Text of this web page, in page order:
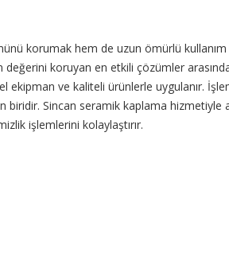
korumak hem de uzun ömürlü
koruyan en etkili çözümler
ekipman ve kaliteli ürünlerle uygulanır.
Sincan seramik kaplama hizmetiyle
işlemlerini kolaylaştırır.